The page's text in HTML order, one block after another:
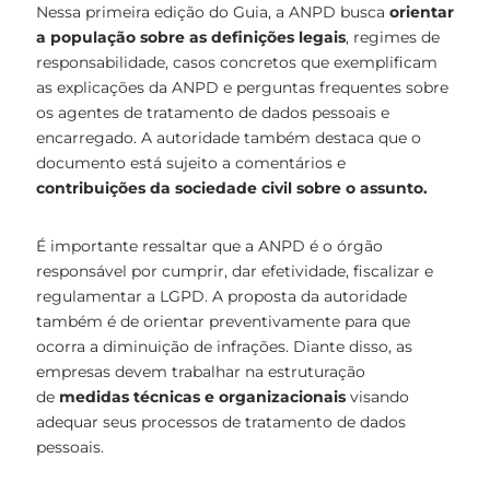
Nessa primeira edição do Guia, a ANPD busca orientar
a população sobre as definições legais, regimes de
responsabilidade, casos concretos que exemplificam
as explicações da ANPD e perguntas frequentes sobre
os agentes de tratamento de dados pessoais e
encarregado. A autoridade também destaca que o
documento está sujeito a comentários e
contribuições da sociedade civil sobre o assunto.
É importante ressaltar que a ANPD é o órgão
responsável por cumprir, dar efetividade, fiscalizar e
regulamentar a LGPD. A proposta da autoridade
também é de orientar preventivamente para que
ocorra a diminuição de infrações. Diante disso, as
empresas devem trabalhar na estruturação
de medidas técnicas e organizacionais visando
adequar seus processos de tratamento de dados
pessoais.